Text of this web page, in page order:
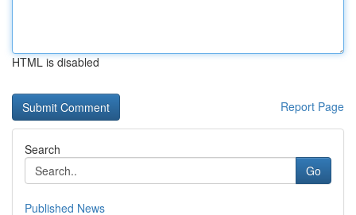
HTML is disabled
Report Page
Search
Go
Published News